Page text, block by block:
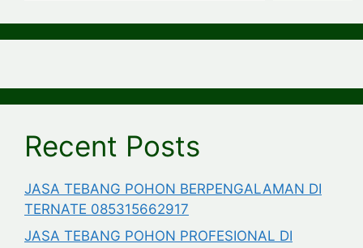
Recent Posts
JASA TEBANG POHON BERPENGALAMAN DI
TERNATE 085315662917
JASA TEBANG POHON PROFESIONAL DI